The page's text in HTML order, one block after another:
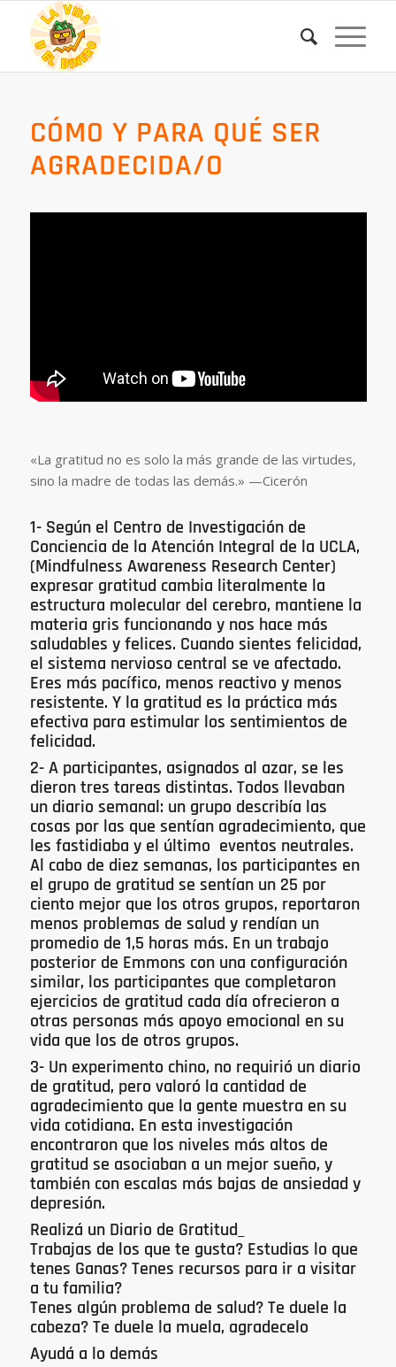
CÓMO Y PARA QUÉ SER
AGRADECIDA/O
«La gratitud no es solo la más grande de las virtudes,
sino la madre de todas las demás.» —Cicerón
1- Según el Centro de Investigación de
Conciencia de la Atención Integral de la UCLA,
(Mindfulness Awareness Research Center)
expresar gratitud cambia literalmente la
estructura molecular del cerebro, mantiene la
materia gris funcionando y nos hace más
saludables y felices. Cuando sientes felicidad,
el sistema nervioso central se ve afectado.
Eres más pacífico, menos reactivo y menos
resistente. Y la gratitud es la práctica más
efectiva para estimular los sentimientos de
felicidad.
2- A participantes, asignados al azar, se les
dieron tres tareas distintas. Todos llevaban
un diario semanal: un grupo describía las
cosas por las que sentían agradecimiento, que
les fastidiaba y el último eventos neutrales.
Al cabo de diez semanas, los participantes en
el grupo de gratitud se sentían un 25 por
ciento mejor que los otros grupos, reportaron
menos problemas de salud y rendían un
promedio de 1,5 horas más. En un trabajo
posterior de Emmons con una configuración
similar, los participantes que completaron
ejercicios de gratitud cada día ofrecieron a
otras personas más apoyo emocional en su
vida que los de otros grupos.
3- Un experimento chino, no requirió un diario
de gratitud, pero valoró la cantidad de
agradecimiento que la gente muestra en su
vida cotidiana. En esta investigación
encontraron que los niveles más altos de
gratitud se asociaban a un mejor sueño, y
también con escalas más bajas de ansiedad y
depresión.
Realizá un Diario de Gratitud_
Trabajas de los que te gusta? Estudias lo que
tenes Ganas? Tenes recursos para ir a visitar
a tu familia?
Tenes algún problema de salud? Te duele la
cabeza? Te duele la muela, agradecelo
Ayudá a lo demás